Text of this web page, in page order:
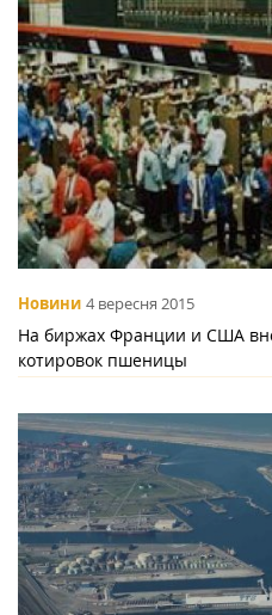
Новини 4 вересня 2015
На биржах Франции и США
котировок пшеницы